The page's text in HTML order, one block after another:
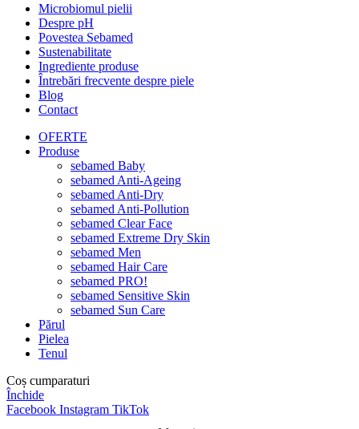
Microbiomul pielii
Despre pH
Povestea Sebamed
Sustenabilitate
Ingrediente produse
Întrebări frecvente despre piele
Blog
Contact
OFERTE
Produse
sebamed Baby
sebamed Anti-Ageing
sebamed Anti-Dry
sebamed Anti-Pollution
sebamed Clear Face
sebamed Extreme Dry Skin
sebamed Men
sebamed Hair Care
sebamed PRO!
sebamed Sensitive Skin
sebamed Sun Care
Părul
Pielea
Tenul
Coș cumparaturi
Închide
Facebook Instagram TikTok